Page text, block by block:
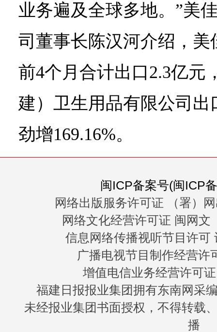
业务遍及全球多地。”美
司董事长陈汉河介绍，
前4个月合计出口2.3亿元
建）卫生用品有限公司出
劲增169.16%。
闽ICP备案号(闽ICP
网络出版服务许可证 （署）
网络文化经营许可证 闽网文
信息网络传播视听节目许可
广播电视节目制作经营许
增值电信业务经营许可
福建日报报业集团拥有东南网采
未经报业集团书面授权，不得转载
播